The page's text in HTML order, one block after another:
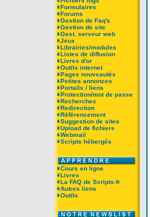
Formulaires
Forums
Gestion de Faq's
Gestion de site
Gest. serveur web
Jeux
Librairies/modules
Listes de diffusion
Livres d'or
Outils internet
Pages nouveautés
Petites annonces
Portails / liens
Protection/mot de passe
Recherches
Redirection
Référencement
Suggestion de sites
Upload de fichiers
Webmail
Scripts hébergés
Cours en ligne
Livres
La FAQ de Scripts-fr
Autres liens
Outils